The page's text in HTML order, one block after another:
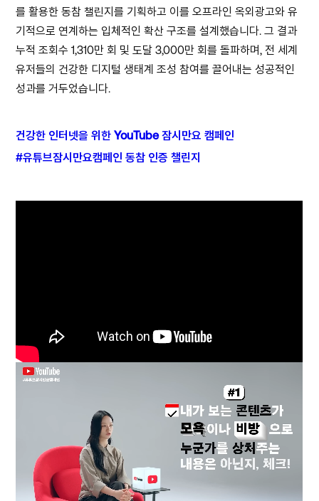
를 활용한 동참 챌린지를 기획하고 이를 오프라인 옥외광고와 유
기적으로 연계하는 입체적인 확산 구조를 설계했습니다. 그 결과
누적 조회수 1,310만 회 및 도달 3,000만 회를 돌파하며, 전 세계
유저들의 건강한 디지털 생태계 조성 참여를 끌어내는 성공적인
성과를 거두었습니다.
건강한 인터넷을 위한 YouTube 잠시만요 캠페인
#유튜브잠시만요캠페인 동참 인증 챌린지